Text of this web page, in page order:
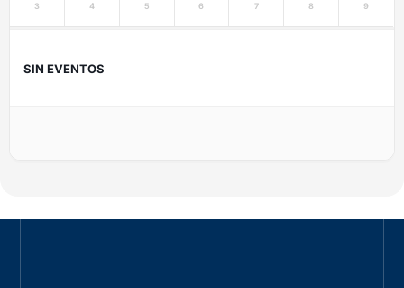
3 4 5 6 7 8 9
SIN EVENTOS